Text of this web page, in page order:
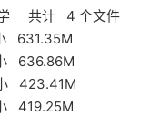
学 共计 4 个文件
631.35M
636.86M
423.41M
419.25M